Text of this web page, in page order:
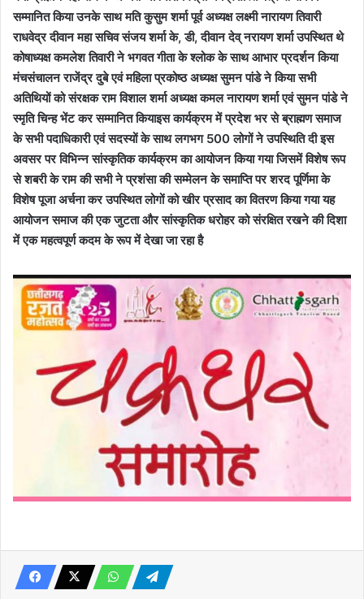
सम्मानित किया उनके साथ मति कुसुम शर्मा पूर्व अध्यक्ष लक्ष्मी नारायण तिवारी
राधवेद्र दीवान महा सचिव संजय शर्मा के, डी, दीवान देव् नरायण शर्मा उपस्थित थे
कोषाध्यक्ष कमलेश तिवारी ने भगवत गीता के श्लोक के साथ आभार प्रदर्शन किया
मंचसंचालन राजेंद्र दुबे एवं महिला प्रकोष्ठ अध्यक्ष सुमन पांडे ने किया सभी
अतिथियों को संरक्षक राम विशाल शर्मा अध्यक्ष कमल नारायण शर्मा एवं सुमन पांडे ने
स्मृति चिन्ह भेंट कर सम्मानित कियाइस कार्यक्रम में प्रदेश भर से ब्राह्मण समाज
के सभी पदाधिकारी एवं सदस्यों के साथ लगभग 500 लोगों ने उपस्थिति दी इस
अवसर पर विभिन्न सांस्कृतिक कार्यक्रम का आयोजन किया गया जिसमें विशेष रूप
से शबरी के राम की सभी ने प्रशंसा की सम्मेलन के समाप्ति पर शरद पूर्णिमा के
विशेष पूजा अर्चना कर उपस्थित लोगों को खीर प्रसाद का वितरण किया गया यह
आयोजन समाज की एक जुटता और सांस्कृतिक धरोहर को संरक्षित रखने की दिशा
में एक महत्वपूर्ण कदम के रूप में देखा जा रहा है